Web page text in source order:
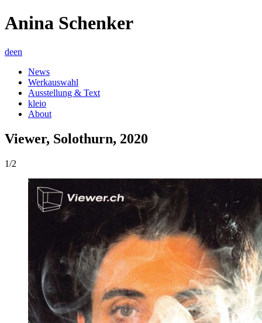
Anina Schenker
deen
News
Werkauswahl
Ausstellung & Text
kleio
About
Viewer, Solothurn, 2020
1/2